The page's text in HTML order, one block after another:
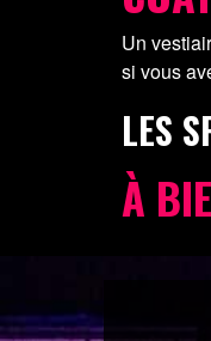
Un
si vous
LES
À